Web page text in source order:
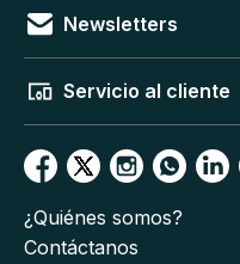
Newsletters
Servicio al cliente
¿Quiénes somos?
Contáctanos